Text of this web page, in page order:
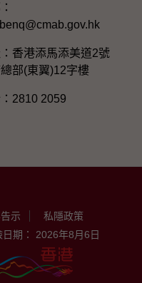
香港添馬添美道2號
部(東翼)12字樓
2810 2059
示
私隱政策
期： 2026年8月6日